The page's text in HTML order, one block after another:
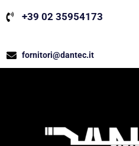
+39 02 35954173
fornitori@dantec.it